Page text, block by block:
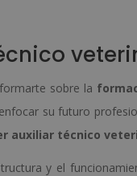
sobre la
su futuro
auxiliar técnico
y el